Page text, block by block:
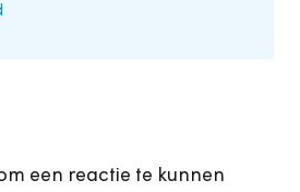
een reactie te kunnen